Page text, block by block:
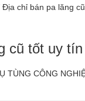
Địa chỉ bán pa lăng
cũ tốt uy
TÙNG CÔNG